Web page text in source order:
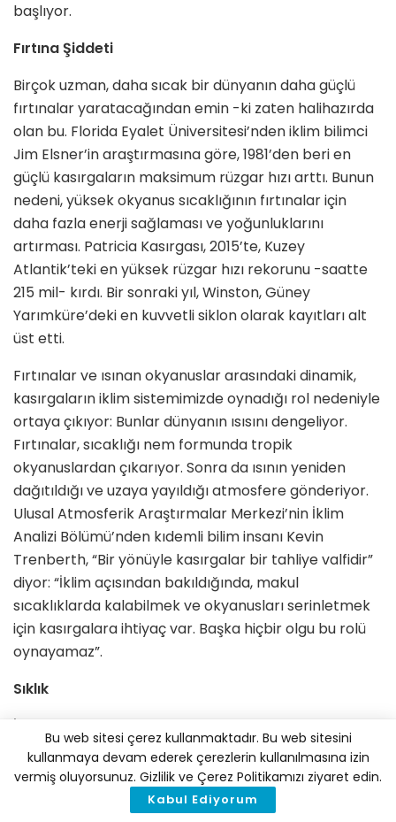
başlıyor.
Fırtına Şiddeti
Birçok uzman, daha sıcak bir dünyanın daha güçlü
fırtınalar yaratacağından emin -ki zaten halihazırda
olan bu. Florida Eyalet Üniversitesi’nden iklim bilimci
Jim Elsner’in araştırmasına göre, 1981’den beri en
güçlü kasırgaların maksimum rüzgar hızı arttı. Bunun
nedeni, yüksek okyanus sıcaklığının fırtınalar için
daha fazla enerji sağlaması ve yoğunluklarını
artırması. Patricia Kasırgası, 2015’te, Kuzey
Atlantik’teki en yüksek rüzgar hızı rekorunu -saatte
215 mil- kırdı. Bir sonraki yıl, Winston, Güney
Yarımküre’deki en kuvvetli siklon olarak kayıtları alt
üst etti.
Fırtınalar ve ısınan okyanuslar arasındaki dinamik,
kasırgaların iklim sistemimizde oynadığı rol nedeniyle
ortaya çıkıyor: Bunlar dünyanın ısısını dengeliyor.
Fırtınalar, sıcaklığı nem formunda tropik
okyanuslardan çıkarıyor. Sonra da ısının yeniden
dağıtıldığı ve uzaya yayıldığı atmosfere gönderiyor.
Ulusal Atmosferik Araştırmalar Merkezi’nin İklim
Analizi Bölümü’nden kıdemli bilim insanı Kevin
Trenberth, “Bir yönüyle kasırgalar bir tahliye valfidir”
diyor: “İklim açısından bakıldığında, makul
sıcaklıklarda kalabilmek ve okyanusları serinletmek
için kasırgalara ihtiyaç var. Başka hiçbir olgu bu rolü
oynayamaz”.
Sıklık
İklim değişikliğinin kasırga sıklığını nasıl etkileyeceği
ise henüz yeterince anlaşılmış değil. Bazı uzmanlar,
toplam rakamlarda olası bir düşüş öngörüyor.
Trenberth, dünyanın sıcaklığını dengelemek için,
Bu web sitesi çerez kullanmaktadır. Bu web sitesini
kullanmaya devam ederek çerezlerin kullanılmasına izin
vermiş oluyorsunuz. Gizlilik ve Çerez Politikamızı ziyaret edin.
Kabul Ediyorum